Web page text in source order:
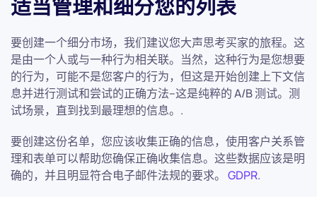
适当管理和细分您的列表
要创建一个细分市场，我们建议您大声思考买家的旅程。这
是由一个人或与一种行为相关联。当然，这种行为是您想要
的行为，可能不是您客户的行为，但这是开始创建上下文信
息并进行测试和尝试的正确方法--这是纯粹的 A/B 测试。测
试场景，直到找到最理想的信息。.
要创建这份名单，您应该收集正确的信息，使用客户关系管
理和表单可以帮助您确保正确收集信息。这些数据应该是明
确的，并且明显符合电子邮件法规的要求。 GDPR.